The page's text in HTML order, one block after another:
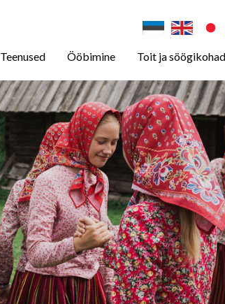
Teenused Ööbimine Toit ja söögikohad